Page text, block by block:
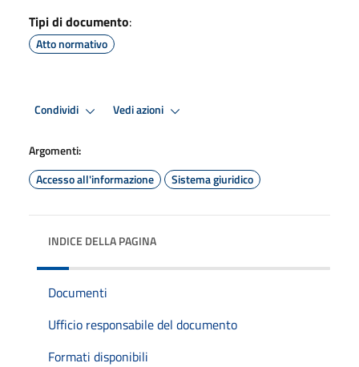
Tipi di documento:
Atto normativo
Condividi Vedi azioni
Argomenti:
Accesso all'informazione
Sistema giuridico
INDICE DELLA PAGINA
Documenti
Ufficio responsabile del documento
Formati disponibili